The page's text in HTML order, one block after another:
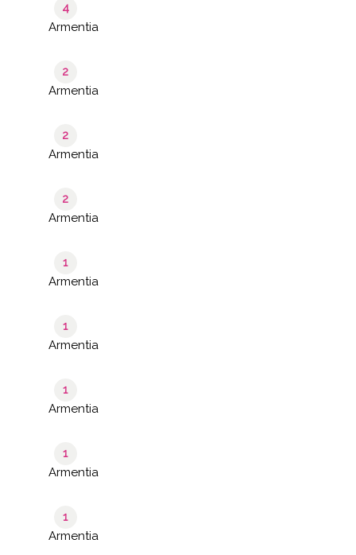
4
Armentia
2
Armentia
2
Armentia
2
Armentia
1
Armentia
1
Armentia
1
Armentia
1
Armentia
1
Armentia